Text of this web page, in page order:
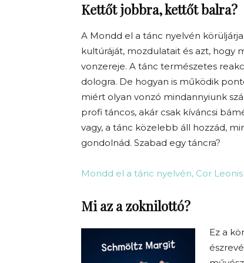
Kettőt jobbra, kettőt balra?
A Mondd el a tánc nyelvén
kultúráját, mozdulatait és azt, hogy
vonzereje. A tánc természetes
dologra. De hogyan is működik
miért olyan vonzó mindannyiunk
profi táncos, akár csak kíváncsi
vagy, a tánc közelebb áll hozzád,
gondolnád. Szabad egy táncra?
Mondd el a tánc nyelvén, Cor
Mi az a zoknilottó?
Ez a